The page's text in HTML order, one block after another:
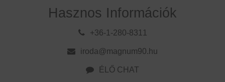
Hasznos Információk
+36-1-280-8311
iroda@magnum90.hu
ÉLŐ CHAT